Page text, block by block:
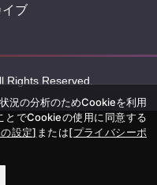
イブ
Rights Reserved.
況の分析のためCookieを利用
とでCookieの使用に同意する
設定] または[プライバシーポ